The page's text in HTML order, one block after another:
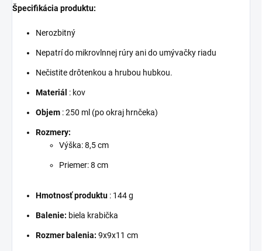
Špecifikácia produktu:
Nerozbitný
Nepatrí do mikrovlnnej rúry ani do umývačky riadu
Nečistite drôtenkou a hrubou hubkou.
Materiál : kov
Objem : 250 ml (po okraj hrnčeka)
Rozmery:
Výška: 8,5 cm
Priemer: 8 cm
Hmotnosť produktu : 144 g
Balenie: biela krabička
Rozmer balenia: 9x9x11 cm